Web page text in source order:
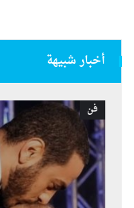
أخبار شبيهة
فن